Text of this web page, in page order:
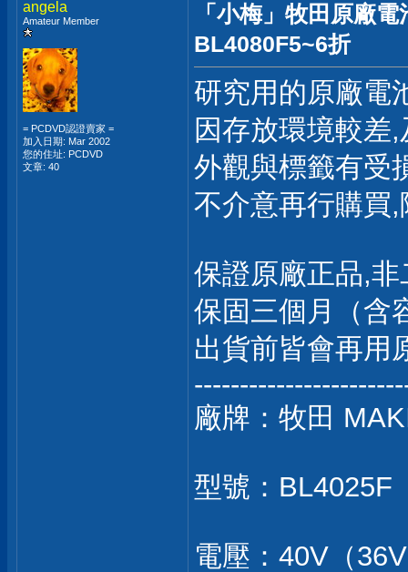
angela
Amateur Member
= PCDVD認證賣家 =
加入日期: Mar 2002
您的住址: PCDVD
文章: 40
「小梅」牧田原廠
BL4080F5~6折
研究用的原廠電
因存放環境較差
外觀與標籤有受
不介意再行購買
保證原廠正品,非
保固三個月（含
出貨前皆會再用
廠牌：牧田
型號：BL4025F
電壓：40V（